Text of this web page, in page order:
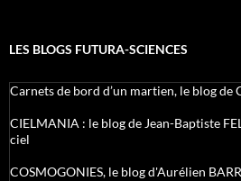
LES BLOGS FUTURA-SCIENCES
Carnets de bord d’un martien, le blog de
CIELMANIA : le blog de Jean-Baptiste
ciel
COSMOGONIES, le blog d'Aurélien